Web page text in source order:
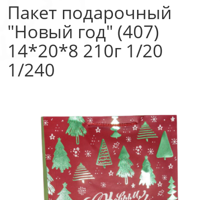
Пакет подарочный
"Новый год" (407)
14*20*8 210г 1/20
1/240